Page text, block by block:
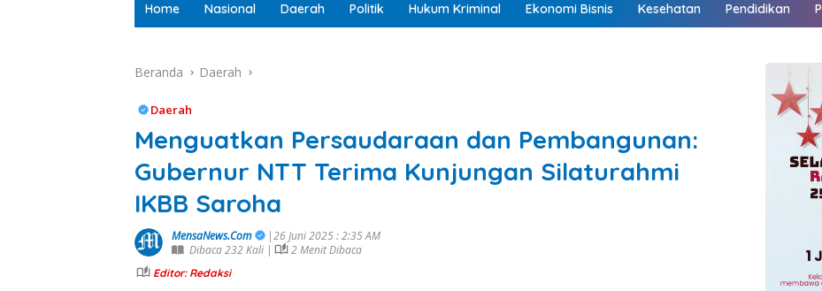
Home Nasional Daerah Politik Hukum Kriminal Ekonomi Bisnis Kesehatan Pendidikan
Beranda Daerah
Daerah
Menguatkan Persaudaraan dan Pembangunan:
Gubernur NTT Terima Kunjungan Silaturahmi
IKBB Saroha
MensaNews.Com
|26 Juni 2025 : 2:35 AM
Dibaca 232 Kali |
2 Menit Dibaca
Editor: Redaksi